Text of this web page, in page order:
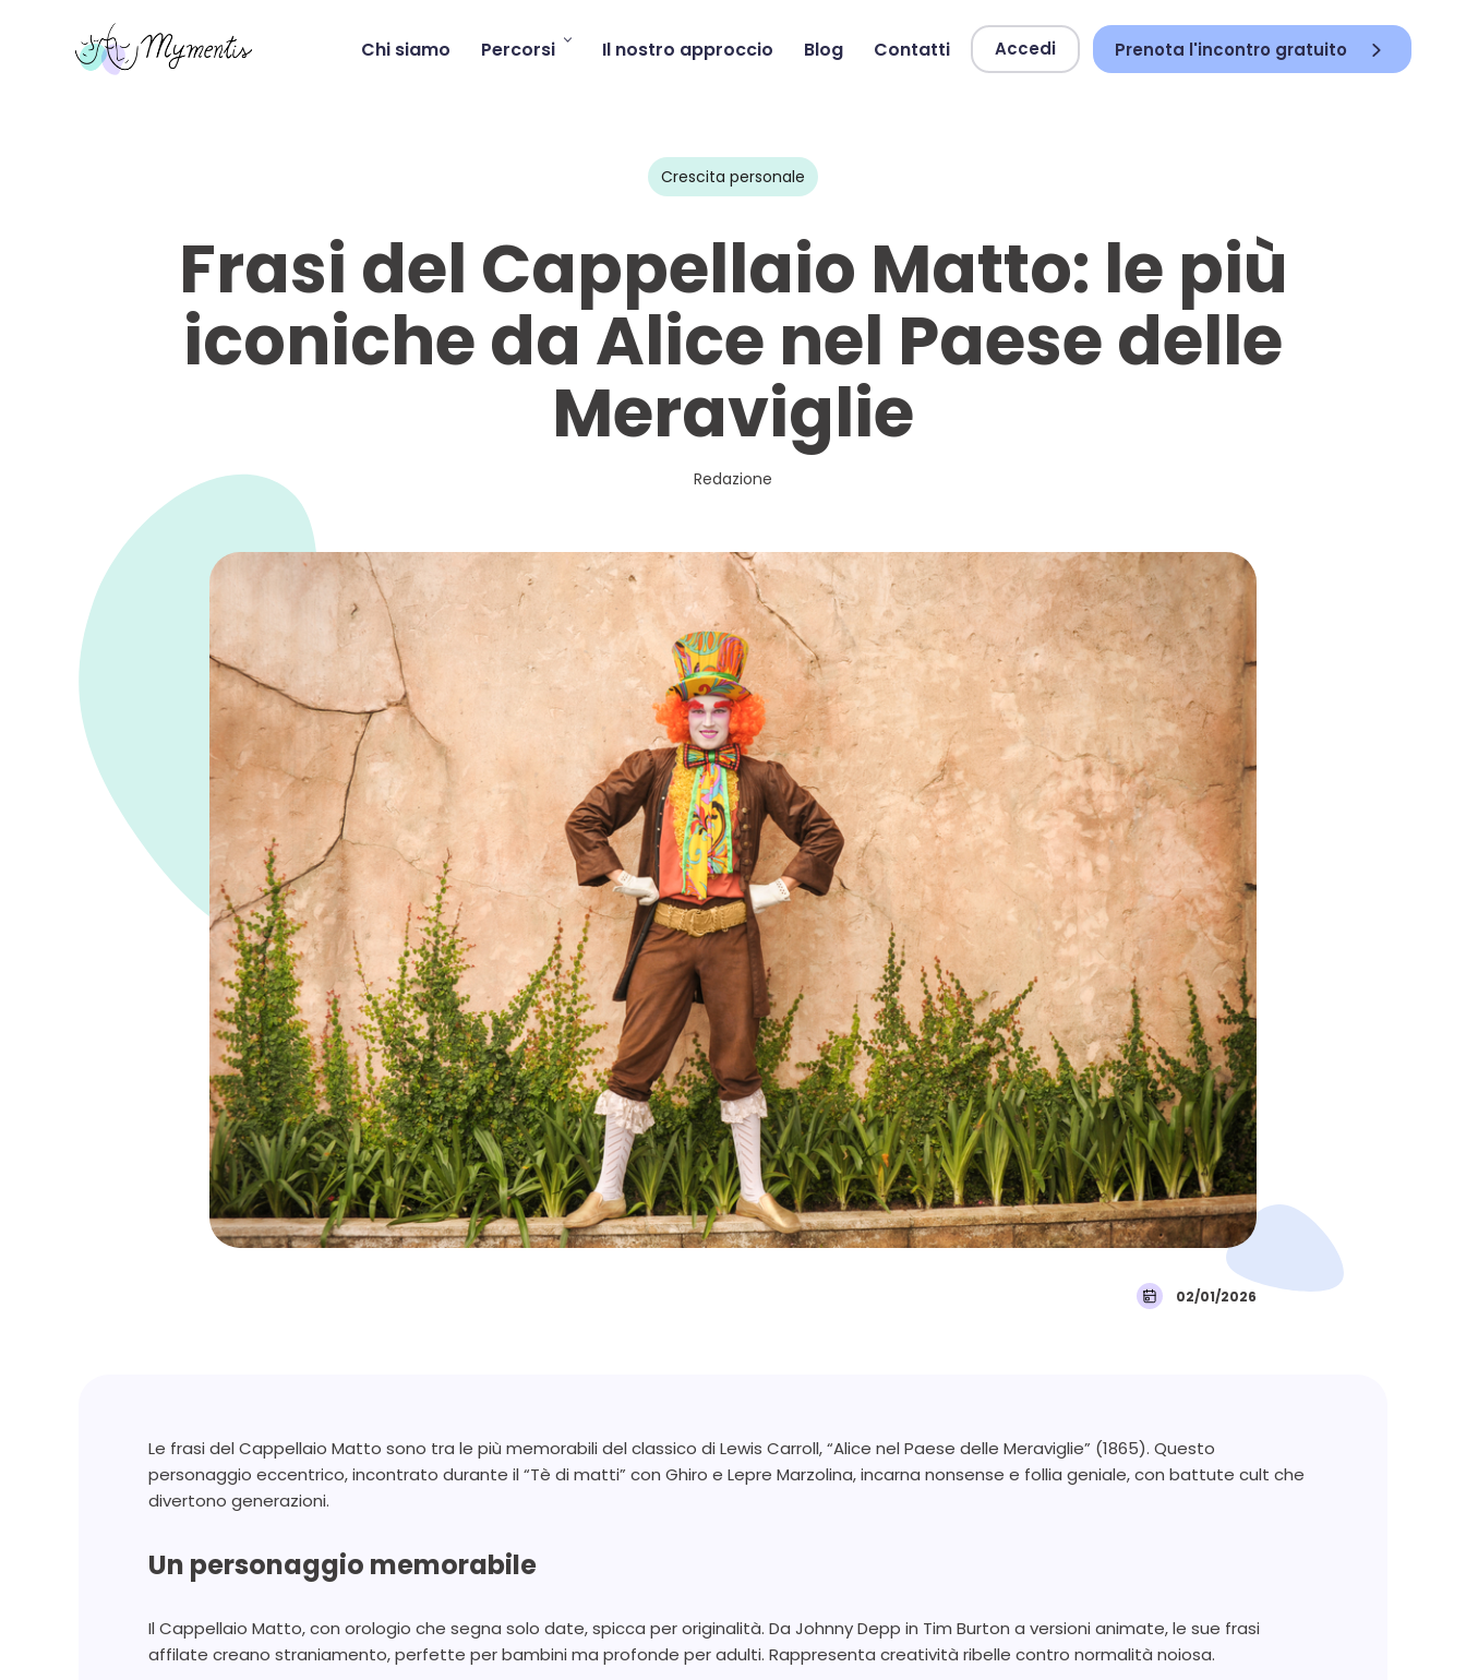
Chi siamo Percorsi Il nostro approccio Blog Contatti Accedi Prenota l'incontro gratuito
Crescita personale
Frasi del Cappellaio Matto: le più
iconiche da Alice nel Paese delle
Meraviglie
Redazione
02/01/2026
Le frasi del Cappellaio Matto sono tra le più memorabili del classico di Lewis Carroll, “Alice nel Paese delle Meraviglie” (1865). Questo
personaggio eccentrico, incontrato durante il “Tè di matti” con Ghiro e Lepre Marzolina, incarna nonsense e follia geniale, con battute cult che
divertono generazioni.
Un personaggio memorabile
Il Cappellaio Matto, con orologio che segna solo date, spicca per originalità. Da Johnny Depp in Tim Burton a versioni animate, le sue frasi
affilate creano straniamento, perfette per bambini ma profonde per adulti. Rappresenta creatività ribelle contro normalità noiosa.